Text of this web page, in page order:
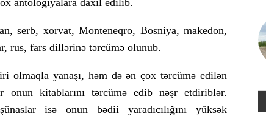
serb, xorvat, Monteneqro, Bosniya, makedon,
rus, fars dillərinə tərcümə olunub.
olmaqla yanaşı, həm də ən çox tərcümə edilən
onun kitablarını tərcümə edib nəşr etdiriblər.
isə onun bədii yaradıcılığını yüksək